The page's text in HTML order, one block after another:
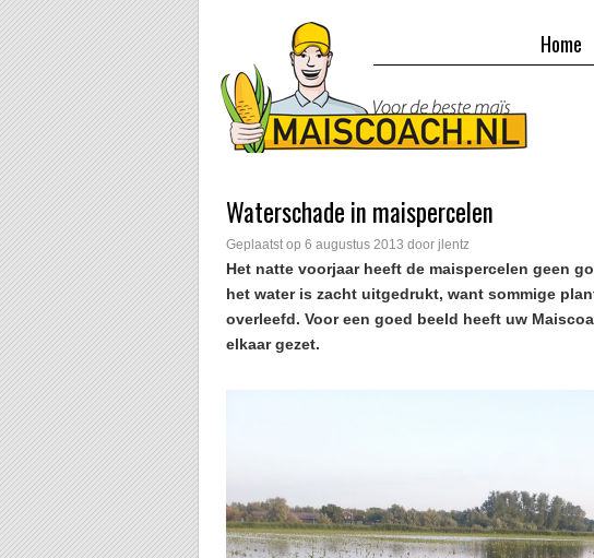
Home
Waterschade in maispercelen
Geplaatst op 6 augustus 2013 door jlentz
Het natte voorjaar heeft de maispercelen geen
het water is zacht uitgedrukt, want sommige
overleefd. Voor een goed beeld heeft uw
elkaar gezet.